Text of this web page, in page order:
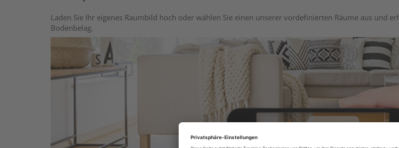
Laden Sie Ihr eigenes Raumbild hoch oder wählen Sie einen unserer vordefinierten Räume aus und
Bodenbelag.